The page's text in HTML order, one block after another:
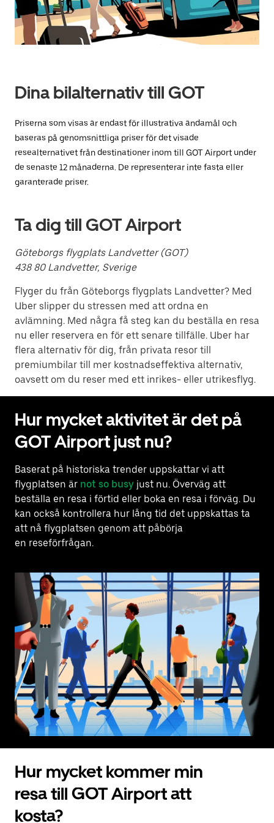
på
ESC-
knappen
för
Dina bilalternativ till GOT
Priserna som visas är endast för illustrativa ändamål och
baseras på genomsnittliga priser för det visade
resealternativet från destinationer inom till GOT Airport under
de senaste 12 månaderna. De representerar inte fasta eller
garanterade priser.
Ta dig till GOT Airport
Göteborgs flygplats Landvetter (GOT)
438 80 Landvetter, Sverige
Flyger du från Göteborgs flygplats Landvetter? Med
Uber slipper du stressen med att ordna en
avlämning. Med några få steg kan du beställa en resa
nu eller reservera en för ett senare tillfälle. Uber har
flera alternativ för dig, från privata resor till
premiumbilar till mer kostnadseffektiva alternativ,
oavsett om du reser med ett inrikes- eller utrikesflyg.
Hur mycket aktivitet är det på
GOT Airport just nu?
Baserat på historiska trender uppskattar vi att
flygplatsen är not so busy just nu. Överväg att
beställa en resa i förtid eller boka en resa i förväg. Du
kan också kontrollera hur lång tid det uppskattas ta
att nå flygplatsen genom att påbörja
en reseförfrågan.
Hur mycket kommer min
resa till GOT Airport att
kosta?